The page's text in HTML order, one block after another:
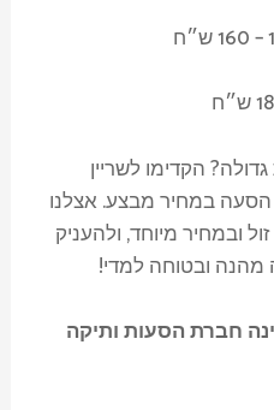
הקדימו לשריין
הסעה במחיר מבצע. אצלנו
ובמחיר מיוחד, ולהעניק
מהנה ובטוחה למדי!
חברת הסעות ותיקה